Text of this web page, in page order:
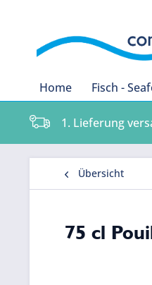
Home Fisch -
1. Lieferung
Übersicht
75 cl